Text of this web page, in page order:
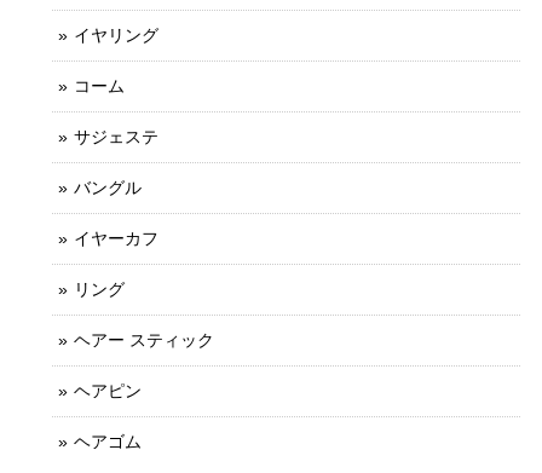
イヤリング
コーム
サジェステ
バングル
イヤーカフ
リング
ヘアー スティック
ヘアピン
ヘアゴム